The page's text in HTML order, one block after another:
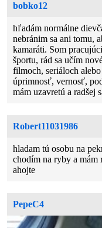
bobko12
hľadám normálne
nebránim sa ani tomu,
kamaráti. Som
športu, rád sa učím
filmoch, seriáloch
úprimnosť, vernosť,
mám uzavretú a radšej
Robert11031986
hladam tú osobu na
chodím na ryby a mám
ahojte
PepeC4